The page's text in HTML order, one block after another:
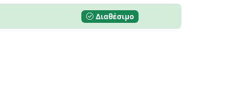
Διαθέσιμο